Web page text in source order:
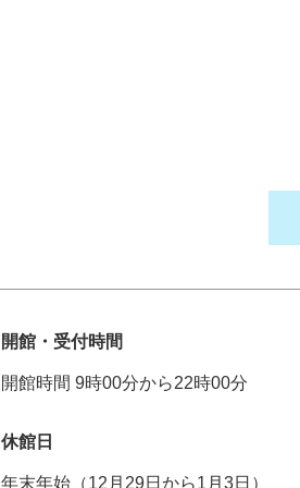
開館・受付時間
開館時間 9時00分から22時00分
休館日
年末年始（12月29日から1月3日）